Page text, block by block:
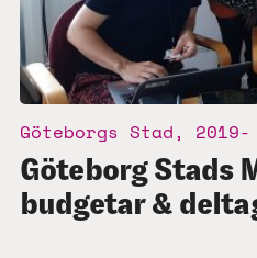
Göteborgs Stad, 2019-
Göteborg Stads
budgetar &